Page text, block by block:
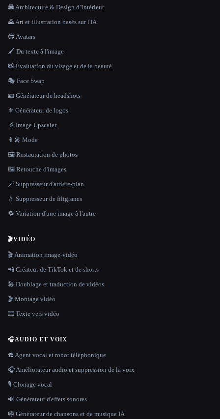
🏯 Architecture & Design d''intérieur
🌄 Art et illustration basés sur l'IA
😎 Avatars
🖌️ Du texte à l'image
📸 Évaluation du visage et de la beauté
🎭 Face Swap
🪪 Générateur de headshots
⚜️ Générateur de logos
🔬 Image Upscaler
👩‍🎤 Mode
🖼️ Restauration de photos
🖼️ Retouche d'images
🪄 Suppresseur d'arrière-plan
💧 Suppresseur de filigranes
🔁 Variation d'une image à l'autre
🎬VIDÉO
🎬 Animation image-vidéo
📲 Créateur de TikTok et de shorts
🎤 Doublage et traduction de vidéos
🎬 Montage vidéo
🎞️ Texte vers vidéo
🎧AUDIO ET VOIX
☎️ Agent vocal et robot téléphonique
🎧 Améliorateur audio et suppression de la voix
🎙️ Clonage vocal
🔊 Générateur d'effets sonores
🎼 Générateur de chansons et de musique IA